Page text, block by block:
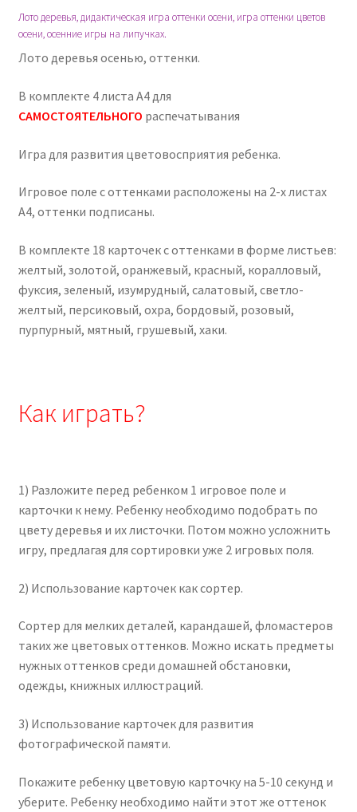
Лото деревья, дидактическая игра оттенки осени, игра оттенки цветов
осени, осенние игры на липучках.
Лото деревья осенью, оттенки.
В комплекте 4 листа А4 для
САМОСТОЯТЕЛЬНОГО распечатывания
Игра для развития цветовосприятия ребенка.
Игровое поле с оттенками расположены на 2-х листах
А4, оттенки подписаны.
В комплекте 18 карточек с оттенками в форме листьев:
желтый, золотой, оранжевый, красный, коралловый,
фуксия, зеленый, изумрудный, салатовый, светло-
желтый, персиковый, охра, бордовый, розовый,
пурпурный, мятный, грушевый, хаки.
Как играть?
1) Разложите перед ребенком 1 игровое поле и
карточки к нему. Ребенку необходимо подобрать по
цвету деревья и их листочки. Потом можно усложнить
игру, предлагая для сортировки уже 2 игровых поля.
2) Использование карточек как сортер.
Сортер для мелких деталей, карандашей, фломастеров
таких же цветовых оттенков. Можно искать предметы
нужных оттенков среди домашней обстановки,
одежды, книжных иллюстраций.
3) Использование карточек для развития
фотографической памяти.
Покажите ребенку цветовую карточку на 5-10 секунд и
уберите. Ребенку необходимо найти этот же оттенок